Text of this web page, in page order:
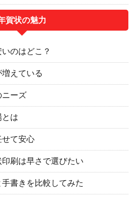
賀状の魅力
のはどこ？
えている
ーズ
は
て安心
刷は早さで選びたい
書きを比較してみた